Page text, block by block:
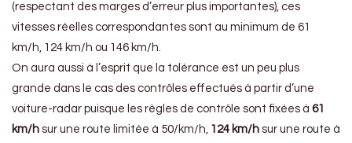
(respectant des marges d’erreur plus importantes), ces
vitesses réelles correspondantes sont au minimum de 61
km/h, 124 km/h ou 146 km/h.
On aura aussi à l’esprit que la tolérance est un peu plus
grande dans le cas des contrôles effectués à partir d’une
voiture-radar puisque les règles de contrôle sont fixées à 61
km/h sur une route limitée à 50/km/h, 124 km/h sur une route à